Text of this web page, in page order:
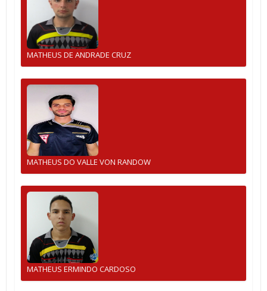
MATHEUS DE ANDRADE CRUZ
MATHEUS DO VALLE VON RANDOW
MATHEUS ERMINDO CARDOSO